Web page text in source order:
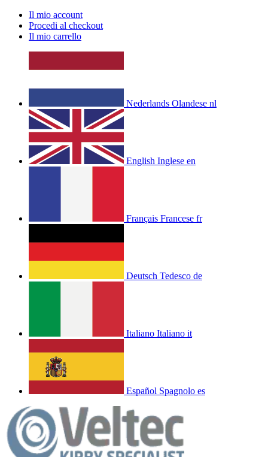
Il mio account
Procedi al checkout
Il mio carrello
Nederlands Olandese nl
English Inglese en
Français Francese fr
Deutsch Tedesco de
Italiano Italiano it
Español Spagnolo es